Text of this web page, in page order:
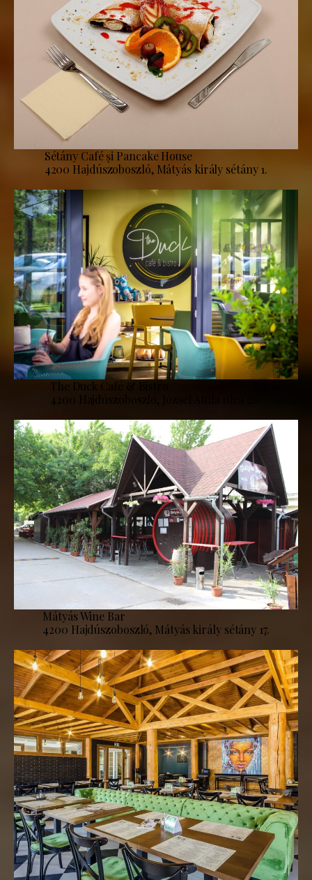
Sétány Café și Pancake House
4200 Hajdúszoboszló, Mátyás király sétány 1.
The Duck Café & Bistro
4200 Hajdúszoboszló, József Attila utca 20.
Mátyás Wine Bar
4200 Hajdúszoboszló, Mátyás király sétány 17.